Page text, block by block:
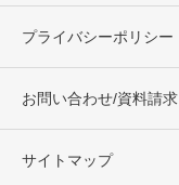
プライバシーポリシー
お問い合わせ/資料請求
サイトマップ